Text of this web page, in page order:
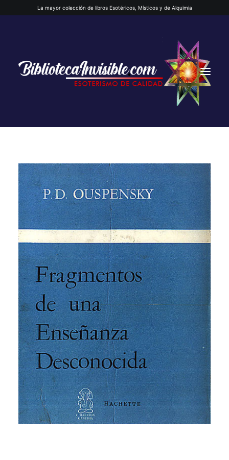
La mayor colección de libros Esotéricos, Místicos y de Alquimia
INICIO
QUIENES SOMOS
CATEGORÍAS
AUTORES DESTACADOS
GLOSARIO
CONTACTO
LOGIN / REGISTER
CART